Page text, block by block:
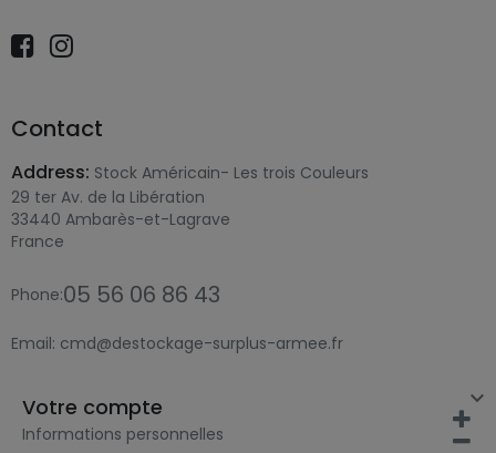
Contact
Address: Stock Américain- Les trois Couleurs
29 ter Av. de la Libération
33440 Ambarès-et-Lagrave
France
Phone:05 56 06 86 43
Email: cmd@destockage-surplus-armee.fr

Votre compte
Informations personnelles